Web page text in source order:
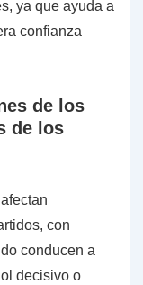
ya que ayuda a
confianza
de los
de los
con
conducen a
decisivo o